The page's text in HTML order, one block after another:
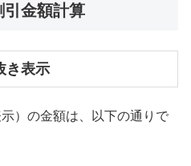
引金額計算
き表示
）の金額は、以下の通りで